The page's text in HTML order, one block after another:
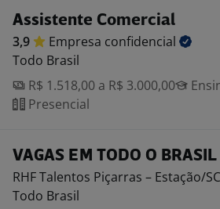
Assistente Comercial
3,9 Empresa confidencial
Todo Brasil
R$ 1.518,00 a R$ 3.000,00
Presencial
VAGAS EM TODO O BRASIL
RHF Talentos Piçarras – Estação/SC
Todo Brasil